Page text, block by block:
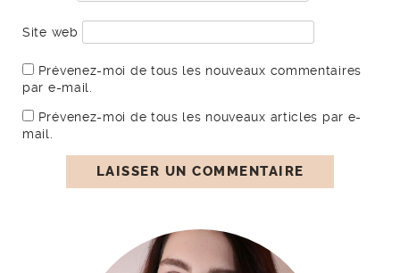
Site web
Prévenez-moi de tous les nouveaux commentaires
par e-mail.
Prévenez-moi de tous les nouveaux articles par e-
mail.